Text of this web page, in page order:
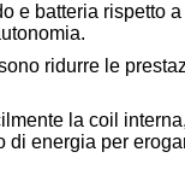
e batteria rispetto a
ridurre le
la coil
di energia per